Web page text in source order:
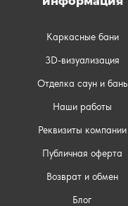
Каркасные бани
3D-визуализация
Отделка саун и бань
Наши работы
Реквизиты компании
Публичная оферта
Возврат и обмен
Блог